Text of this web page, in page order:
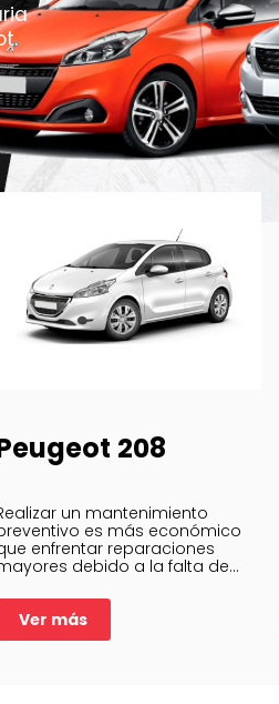
208
un mantenimiento
es más económico
enfrentar reparaciones
debido a la falta de
cuidado; Realiza la mantención
tu Peugeot con nosotros.
Ver más